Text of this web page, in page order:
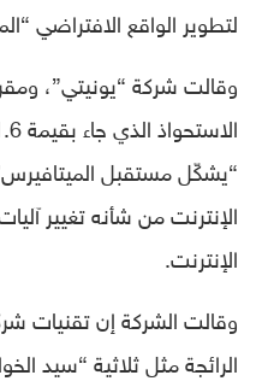
لتطوير الواقع الافتراضي
وقالت شركة “يونيتي”،
“يشكّل مستقبل
الإنترنت من شأنه تغيير
الإنترنت.
وقالت الشركة إن تقنيات
الرائجة مثل ثلاثية “سيد